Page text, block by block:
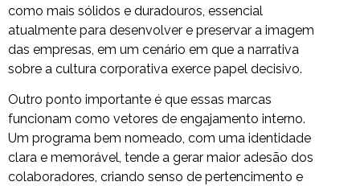
como mais sólidos e duradouros, essencial
atualmente para desenvolver e preservar a imagem
das empresas, em um cenário em que a narrativa
sobre a cultura corporativa exerce papel decisivo.
Outro ponto importante é que essas marcas
funcionam como vetores de engajamento interno.
Um programa bem nomeado, com uma identidade
clara e memorável, tende a gerar maior adesão dos
colaboradores, criando senso de pertencimento e